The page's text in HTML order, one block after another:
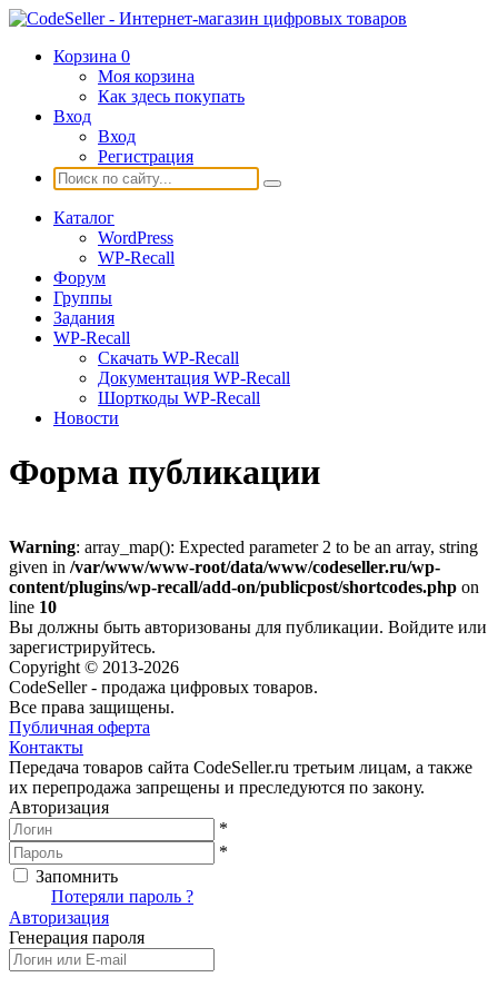
Корзина 0
Моя корзина
Как здесь покупать
Вход
Вход
Регистрация
Каталог
WordPress
WP-Recall
Форум
Группы
Задания
WP-Recall
Скачать WP-Recall
Документация WP-Recall
Шорткоды WP-Recall
Новости
Форма публикации
Warning: array_map(): Expected parameter 2 to be an array, string
given in /var/www/www-root/data/www/codeseller.ru/wp-
content/plugins/wp-recall/add-on/publicpost/shortcodes.php on
line 10
Вы должны быть авторизованы для публикации. Войдите или
зарегистрируйтесь.
Copyright © 2013-2026
CodeSeller - продажа цифровых товаров.
Все права защищены.
Публичная оферта
Контакты
Передача товаров сайта CodeSeller.ru третьим лицам, а также
их перепродажа запрещены и преследуются по закону.
Авторизация
*
*
Запомнить
Потеряли пароль ?
Авторизация
Генерация пароля